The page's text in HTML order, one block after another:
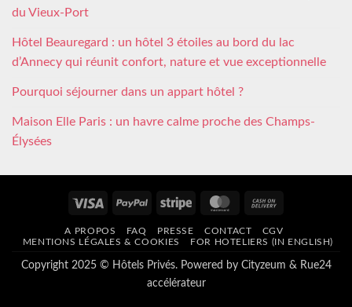
du Vieux-Port
Hôtel Beauregard : un hôtel 3 étoiles au bord du lac
d’Annecy qui réunit confort, nature et vue exceptionnelle
Pourquoi séjourner dans un appart hôtel ?
Maison Elle Paris : un havre calme proche des Champs-
Élysées
Visa PayPal Stripe MasterCard
Delivery
A PROPOS FAQ PRESSE CONTACT
CGV
MENTIONS LÉGALES & COOKIES
FOR HOTELIERS (IN ENGLISH)
Copyright 2025 © Hôtels Privés. Powered by Cityzeum & Rue24
accélérateur